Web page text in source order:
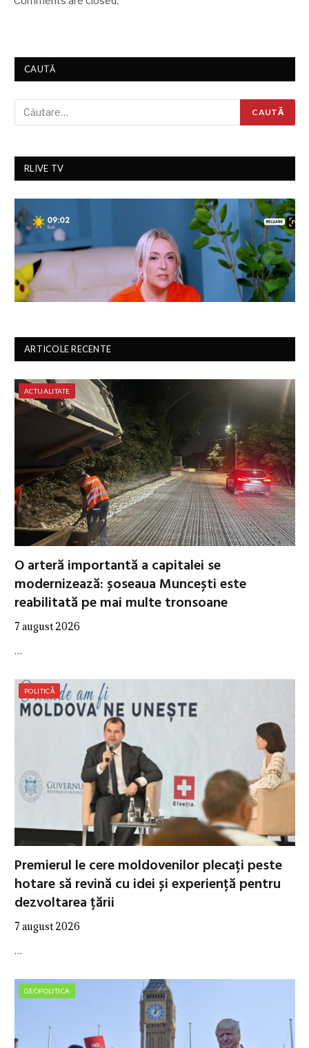
CAUTĂ
RLIVE TV
ARTICOLE RECENTE
ACTUALITATE
O arteră importantă a capitalei se
modernizează: șoseaua Muncești este
reabilitată pe mai multe tronsoane
7 august 2026
…
POLITICĂ
Premierul le cere moldovenilor plecați peste
hotare să revină cu idei și experiență pentru
dezvoltarea țării
7 august 2026
…
GEOPOLITICA